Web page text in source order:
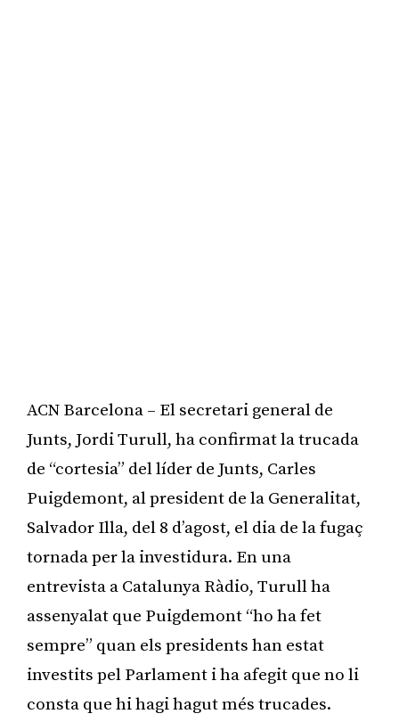
ACN Barcelona – El secretari general de
Junts, Jordi Turull, ha confirmat la trucada
de “cortesia” del líder de Junts, Carles
Puigdemont, al president de la Generalitat,
Salvador Illa, del 8 d’agost, el dia de la fugaç
tornada per la investidura. En una
entrevista a Catalunya Ràdio, Turull ha
assenyalat que Puigdemont “ho ha fet
sempre” quan els presidents han estat
investits pel Parlament i ha afegit que no li
consta que hi hagi hagut més trucades.